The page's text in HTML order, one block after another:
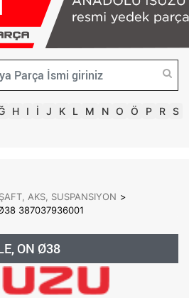
H I İ J K L M N O Ö P R S
AKS, SUSPANSIYON >
387037936001
ON Ø38